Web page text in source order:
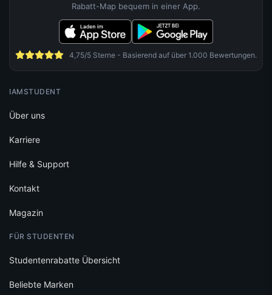
Rabatt-Map bequem in einer App.
4,75/5 Sterne - Basierend auf über 1.000 Bewertungen.
IAMSTUDENT
Über uns
Karriere
Hilfe & Support
Kontakt
Magazin
FÜR STUDENTEN
Studentenrabatte Übersicht
Beliebte Marken